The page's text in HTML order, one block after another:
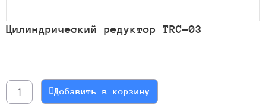
Цилиндрический редуктор TRC-03
Цилиндрический
редуктор
Добавить в корзину